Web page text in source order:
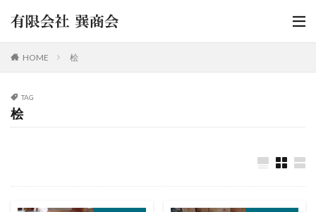
HOME 桧
TAG
桧